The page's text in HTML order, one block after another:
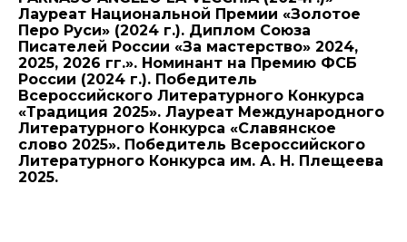
Лауреат Национальной Премии «Золотое
Перо Руси» (2024 г.). Диплом Союза
Писателей России «За мастерство» 2024,
2025, 2026 гг.». Номинант на Премию ФСБ
России (2024 г.). Победитель
Всероссийского Литературного Конкурса
«Традиция 2025». Лауреат Международного
Литературного Конкурса «Славянское
слово 2025». Победитель Всероссийского
Литературного Конкурса им. А. Н. Плещеева
2025.